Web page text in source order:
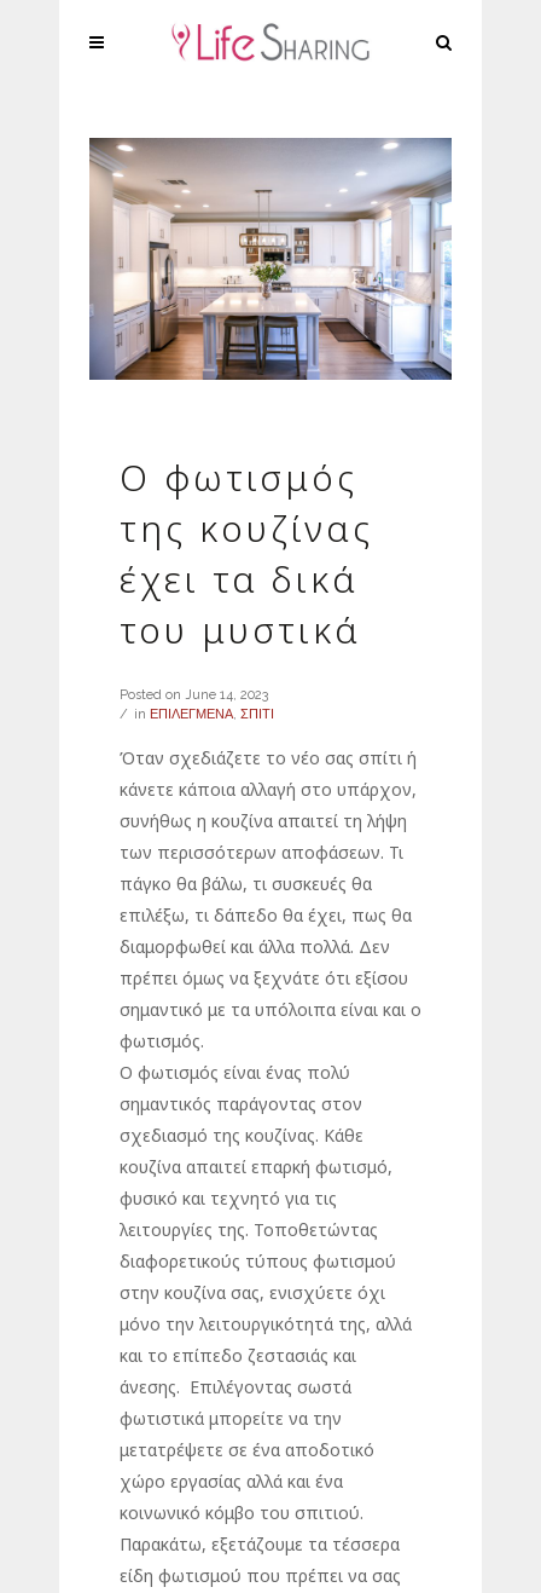
Ο φωτισμός
της κουζίνας
έχει τα δικά
του μυστικά
Posted on June 14, 2023
in ΕΠΙΛΕΓΜΕΝΑ, ΣΠΙΤΙ
Όταν σχεδιάζετε το νέο σας σπίτι ή
κάνετε κάποια αλλαγή στο υπάρχον,
συνήθως η κουζίνα απαιτεί τη λήψη
των περισσότερων αποφάσεων. Τι
πάγκο θα βάλω, τι συσκευές θα
επιλέξω, τι δάπεδο θα έχει, πως θα
διαμορφωθεί και άλλα πολλά. Δεν
πρέπει όμως να ξεχνάτε ότι εξίσου
σημαντικό με τα υπόλοιπα είναι και ο
φωτισμός.
Ο φωτισμός είναι ένας πολύ
σημαντικός παράγοντας στον
σχεδιασμό της κουζίνας. Κάθε
κουζίνα απαιτεί επαρκή φωτισμό,
φυσικό και τεχνητό για τις
λειτουργίες της. Τοποθετώντας
διαφορετικούς τύπους φωτισμού
στην κουζίνα σας, ενισχύετε όχι
μόνο την λειτουργικότητά της, αλλά
και το επίπεδο ζεστασιάς και
άνεσης. Επιλέγοντας σωστά
φωτιστικά μπορείτε να την
μετατρέψετε σε ένα αποδοτικό
χώρο εργασίας αλλά και ένα
κοινωνικό κόμβο του σπιτιού.
Παρακάτω, εξετάζουμε τα τέσσερα
είδη φωτισμού που πρέπει να σας